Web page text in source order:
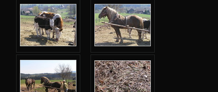
Podzimní 2019
Jarní 2019
Podzimní 2018
Jarní 2018
Podzimní 2017
Jarní 2017